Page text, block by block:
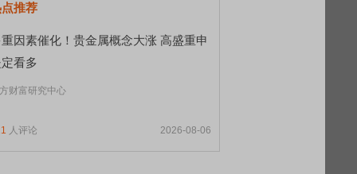
推荐
因素催化！贵金属概念大涨 高盛重申
看多
财富研究中心
人评论 2026-08-06